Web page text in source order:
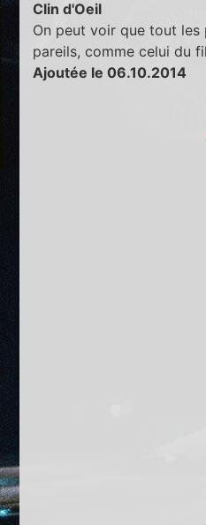
Clin d'Oeil
On peut voir que tout les
pareils, comme celui du
Ajoutée le 06.10.2014